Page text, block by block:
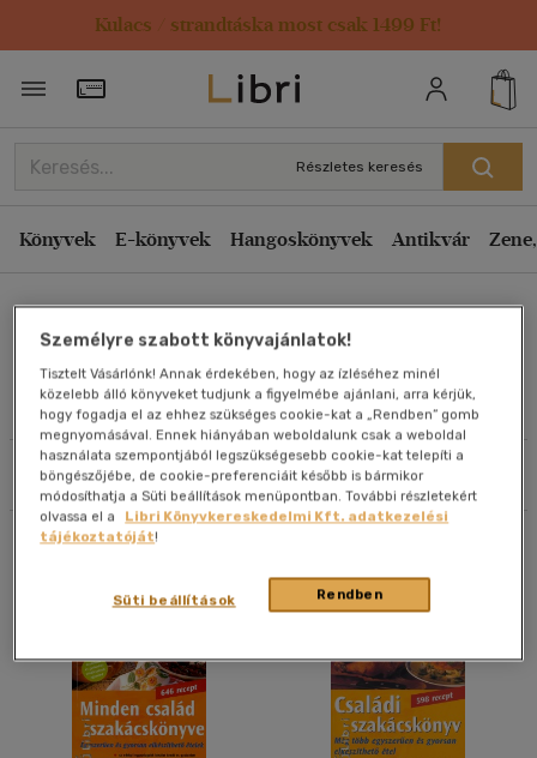
Kulacs / strandtáska most csak 1499 Ft!
Törzsvásárlói Kártya adatai
Részletes keresés
Könyvek E-könyvek Hangoskönyvek Antikvár
Művei
Szűrés Rendezés
Rendezés
Kiadás éve szerint csökkenő
Ár szerint csökkenő
Eladott darabszám szerint csökkenő
Eladott darabszám szerint növekvő
Cím szerint A-Z
Szerző szerint A-Z
Megjelenítés
20 db / oldal
Alkalmaz
Személyre szabott könyvajánlatok!
Tisztelt Vásárlónk! Annak érdekében, hogy az ízléséhez minél
közelebb álló könyveket tudjunk a figyelmébe ajánlani, arra kérjük,
hogy fogadja el az ehhez szükséges cookie-kat a „Rendben” gomb
megnyomásával. Ennek hiányában weboldalunk csak a weboldal
használata szempontjából legszükségesebb cookie-kat telepíti a
böngészőjébe, de cookie-preferenciáit később is bármikor
módosíthatja a Süti beállítások menüpontban. További részletekért
olvassa el a
Libri Könyvkereskedelmi Kft. adatkezelési
tájékoztatóját!
Rendben
Süti beállítások